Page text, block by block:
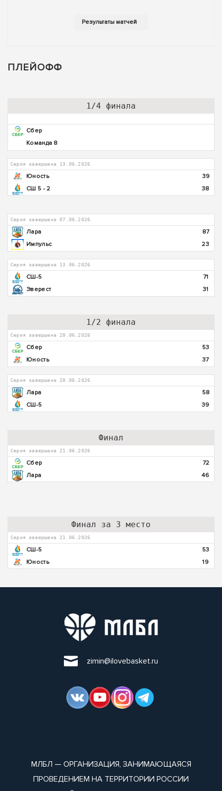
ПЛЕЙОФФ
1/4 финала
Сбер
Команда 8
Серия завершена 13.06.2026
Юность
39
СШ 5 - 2
38
Серия завершена 07.06.2026
Лара
87
Импульс
23
Серия завершена 13.06.2026
СШ-5
71
Эверест
31
1/2 финала
Серия завершена 20.06.2026
Сбер
53
Юность
37
Серия завершена 20.06.2026
Лара
58
СШ-5
39
Финал
Серия завершена 21.06.2026
Сбер
72
Лара
46
Финал за 3 место
Серия завершена 21.06.2026
СШ-5
53
Юность
19
zimin@ilovebasket.ru
МЛБЛ — ОРГАНИЗАЦИЯ, ЗАНИМАЮЩАЯСЯ
ПРОВЕДЕНИЕМ НА ТЕРРИТОРИИ РОССИИ